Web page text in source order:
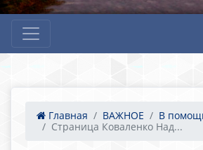
Главная ВАЖНОЕ
В
Страница Коваленко Над...